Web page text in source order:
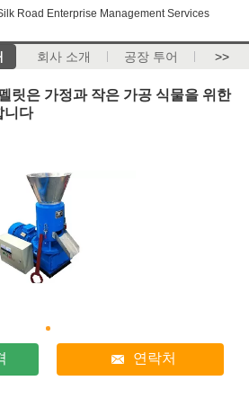
Road Enterprise Management Services
회사 소개 공장 투어 >>
릿은 가정과 작은 가공 식물을 위한
니다
연락처